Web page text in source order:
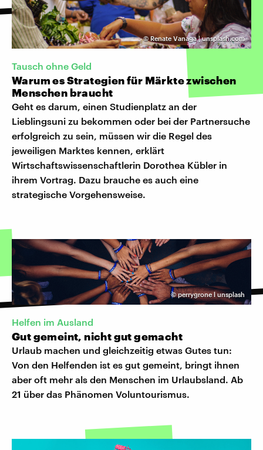
©Renate Vanaga | unsplash.com
Tausch ohne Geld
Warum es Strategien für Märkte zwischen
Menschen braucht
Geht es darum, einen Studienplatz an der
Lieblingsuni zu bekommen oder bei der Partnersuche
erfolgreich zu sein, müssen wir die Regel des
jeweiligen Marktes kennen, erklärt
Wirtschaftswissenschaftlerin Dorothea Kübler in
ihrem Vortrag. Dazu brauche es auch eine
strategische Vorgehensweise.
©perrygrone l unsplash
Helfen im Ausland
Gut gemeint, nicht gut gemacht
Urlaub machen und gleichzeitig etwas Gutes tun:
Von den Helfenden ist es gut gemeint, bringt ihnen
aber oft mehr als den Menschen im Urlaubsland. Ab
21 über das Phänomen Voluntourismus.